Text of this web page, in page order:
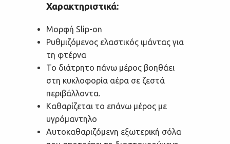
Χαρακτηριστικά:
Μορφή Slip-on
Ρυθμιζόμενος ελαστικός ιμάντας για
τη φτέρνα
Το διάτρητο πάνω μέρος βοηθάει
στη κυκλοφορία αέρα σε ζεστά
περιβάλλοντα.
Kαθαρίζεται το επάνω μέρος με
υγρόμαντηλο
Αυτοκαθαριζόμενη εξωτερική σόλα